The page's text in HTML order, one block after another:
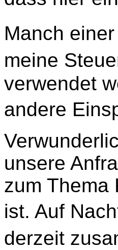
Manch
meine
verwendet
andere
unsere
zum Thema
ist. Auf
derzeit